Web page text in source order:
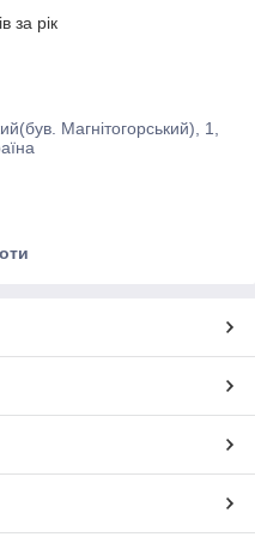
за рік
Магнітогорський), 1,